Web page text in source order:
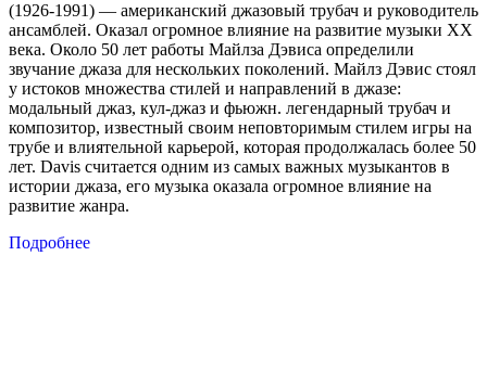
(1926-1991) — американский джазовый трубач и руководитель
ансамблей. Оказал огромное влияние на развитие музыки XX
века. Около 50 лет работы Майлза Дэвиса определили
звучание джаза для нескольких поколений. Майлз Дэвис стоял
у истоков множества стилей и направлений в джазе:
модальный джаз, кул-джаз и фьюжн. легендарный трубач и
композитор, известный своим неповторимым стилем игры на
трубе и влиятельной карьерой, которая продолжалась более 50
лет. Davis считается одним из самых важных музыкантов в
истории джаза, его музыка оказала огромное влияние на
развитие жанра.
Подробнее